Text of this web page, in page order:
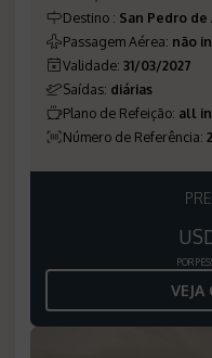
Destino : San Pedro de
Passagem Aérea: não
Validade: 31/03/2027
Saídas: diárias
Plano de Refeição: all
Número de Referência:
POR
VEJA